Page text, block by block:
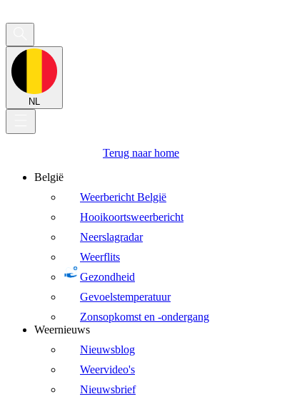
NL
Terug naar home
België
Weerbericht België
Hooikoortsweerbericht
Neerslagradar
Weerflits
Gezondheid
Gevoelstemperatuur
Zonsopkomst en -ondergang
Weernieuws
Nieuwsblog
Weervideo's
Nieuwsbrief